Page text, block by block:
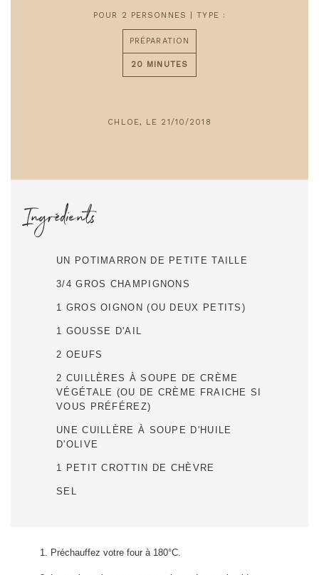
POUR 2 PERSONNES | TYPE :
PRÉPARATION
20 MINUTES
CHLOE, LE 21/10/2018
Ingrédients
UN POTIMARRON DE PETITE TAILLE
3/4 GROS CHAMPIGNONS
1 GROS OIGNON (OU DEUX PETITS)
1 GOUSSE D'AIL
2 OEUFS
2 CUILLÈRES À SOUPE DE CRÈME
VÉGÉTALE (OU DE CRÈME FRAICHE SI
VOUS PRÉFÉREZ)
UNE CUILLÈRE À SOUPE D'HUILE
D'OLIVE
1 PETIT CROTTIN DE CHÈVRE
SEL
Préchauffez votre four à 180°C.